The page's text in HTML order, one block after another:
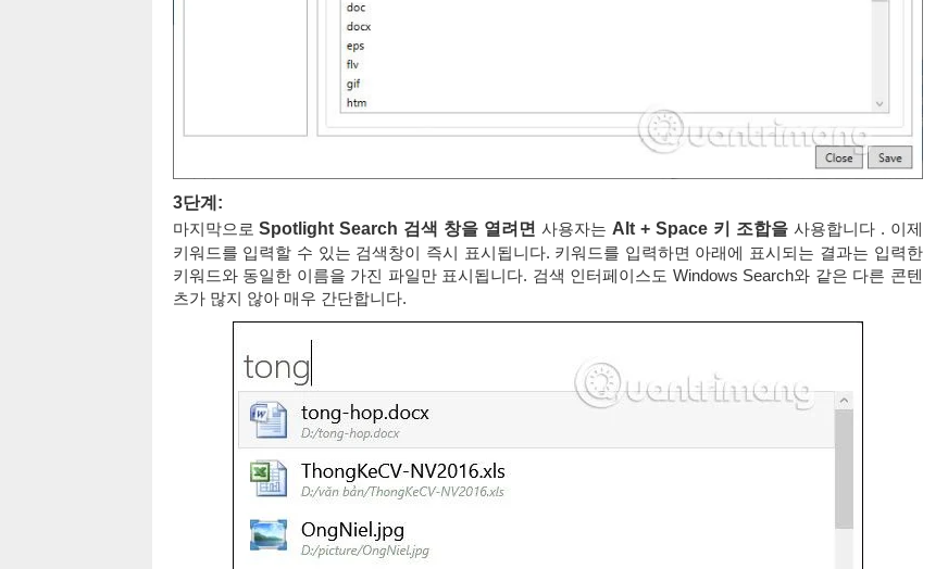
3단계:
마지막으로Spotlight Search 검색 창을 열려면 사용자는 Alt + Space 키 조합을사용합니다 . 이제
키워드를 입력할 수 있는 검색창이 즉시 표시됩니다. 키워드를 입력하면 아래에 표시되는 결과는 입력한
키워드와 동일한 이름을 가진 파일만 표시됩니다. 검색 인터페이스도 Windows Search와 같은 다른 콘텐
츠가 많지 않아 매우 간단합니다.